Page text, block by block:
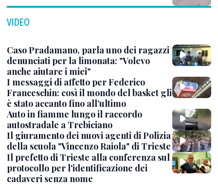
VIDEO
Caso Pradamano, parla uno dei ragazzi
denunciati per la limonata: "Volevo
anche aiutare i miei"
I messaggi di affetto per Federico
Franceschin: così il mondo del basket gli
è stato accanto fino all’ultimo
Auto in fiamme lungo il raccordo
autostradale a Trebiciano
Il giuramento dei nuovi agenti di Polizia
della scuola "Vincenzo Raiola" di Trieste
Il prefetto di Trieste alla conferenza sul
protocollo per l'identificazione dei
cadaveri senza nome